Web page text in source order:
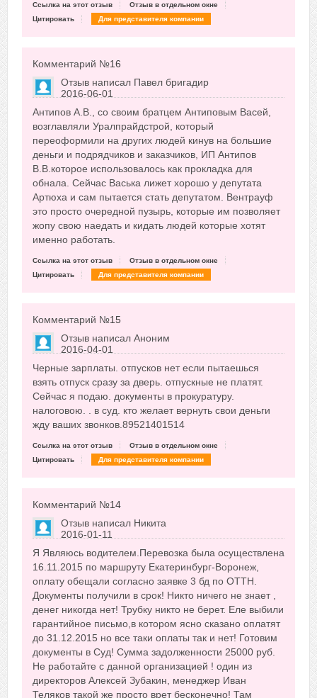
Ссылка на этот отзыв
Отзыв в отдельном окне
Цитировать
Для представителя компании
Комментарий №16
Отзыв написал Павел бригадир
2016-06-01
-3
Сказать друзьям об отзыве
Антипов А.В., со своим братцем Антиповым Васей,
возглавляли Уралпрайдстрой, который
переоформили на других людей кинув на большие
деньги и подрядчиков и заказчиков, ИП Антипов
В.В.которое использовалось как прокладка для
обнала. Сейчас Васька лижет хорошо у депутата
Артюха и сам пытается стать депутатом. Вентрауф
это просто очередной пузырь, которые им позволяет
жопу свою наедать и кидать людей которые хотят
именно работать.
Ссылка на этот отзыв
Отзыв в отдельном окне
Цитировать
Для представителя компании
Комментарий №15
Отзыв написал Аноним
2016-04-01
+9
Сказать друзьям об отзыве
Черные зарплаты. отпусков нет если пытаешься
взять отпуск сразу за дверь. отпускные не платят.
Сейчас я подаю. документы в прокуратуру.
налоговою. . в суд. кто желает вернуть свои деньги
жду ваших звонков.89521401514
Ссылка на этот отзыв
Отзыв в отдельном окне
Цитировать
Для представителя компании
Комментарий №14
Отзыв написал Никита
2016-01-11
-16
Сказать друзьям об отзыве
Я Являюсь водителем.Перевозка была осуществлена
16.11.2015 по маршруту Екатеринбург-Воронеж,
оплату обещали согласно заявке 3 бд по ОТТН.
Документы получили в срок! Никто ничего не знает ,
денег никогда нет! Трубку никто не берет. Еле выбили
гарантийное письмо,в котором ясно сказано оплатят
до 31.12.2015 но все таки оплаты так и нет! Готовим
документы в Суд! Сумма задолженности 25000 руб.
Не работайте с данной организацией ! один из
директоров Алексей Зубакин, менеджер Иван
Теляков такой же просто врет бесконечно! Там